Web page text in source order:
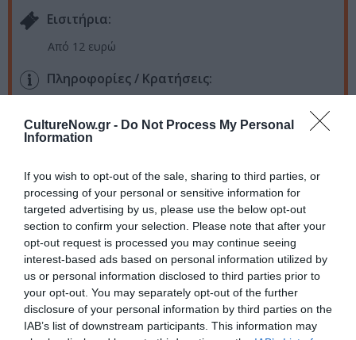
CultureNow.gr - Do Not Process My Personal
Information
If you wish to opt-out of the sale, sharing to third parties, or
processing of your personal or sensitive information for
targeted advertising by us, please use the below opt-out
section to confirm your selection. Please note that after your
opt-out request is processed you may continue seeing
interest-based ads based on personal information utilized by
us or personal information disclosed to third parties prior to
your opt-out. You may separately opt-out of the further
disclosure of your personal information by third parties on the
IAB’s list of downstream participants. This information may
Eισιτήρια:
Από 12 ευρώ
Πληροφορίες / Κρατήσεις:
μάθετε πρώτοι όλες τις ειδήσεις
Δείτε όλα τατελευταία νέαγια την Τέχνη και τον
Πολιτισμό στοCulturenow.gr
Νέοι Διαγωνισμοί❯
Tags
ΔΙΟΝΥΣΗΣ ΣΑΒΒΟΠΟΥΛΟΣ